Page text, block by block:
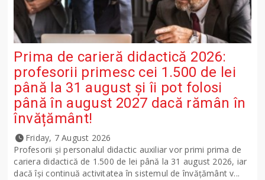
Prima de carieră didactică 2026:
profesorii primesc cei 1.500 de lei
până la 31 august și îi pot folosi
până în august 2027 dacă rămân în
învățământ!
Friday, 7 August 2026
Profesorii și personalul didactic auxiliar vor primi prima de
cariera didactică de 1.500 de lei până la 31 august 2026, iar
dacă își continuă activitatea în sistemul de învățământ v...